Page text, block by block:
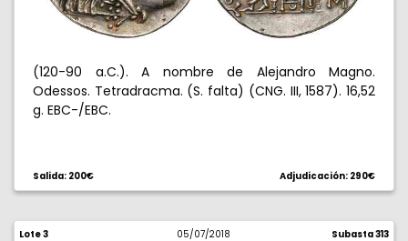
(120-90 a.C.). A nombre de Alejandro Magno.
Odessos. Tetradracma. (S. falta) (CNG. III, 1587). 16,52
g. EBC-/EBC.
Salida: 200€ Adjudicación: 290€
Lote 3 05/07/2018 Subasta 313